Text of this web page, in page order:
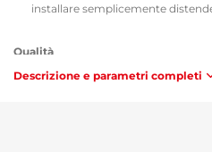
installare semplicemente
Qualità
Tutte le vasche per il vano
Descrizione e parametri completi